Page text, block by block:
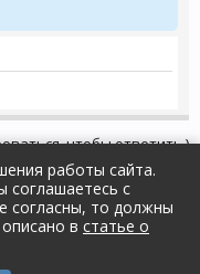
чтобы ответить.)
Политика конфиденциальности
работы сайта.
соглашаетесь с
согласны, то должны
в статье о